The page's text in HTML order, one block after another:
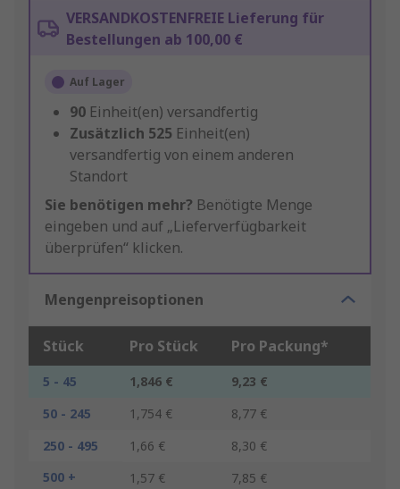
VERSANDKOSTENFREIE Lieferung für
Bestellungen ab 100,00 €
Auf Lager
90 Einheit(en) versandfertig
Zusätzlich 525 Einheit(en)
versandfertig von einem anderen
Standort
Sie benötigen mehr? Benötigte Menge
eingeben und auf „Lieferverfügbarkeit
überprüfen“ klicken.
Mengenpreisoptionen
Stück Pro Stück Pro Packung*
5 - 45 1,846 €
9,23 €
50 - 245
1,754 €
8,77 €
250 - 495
1,66 €
8,30 €
500 +
1,57 € 7,85 €